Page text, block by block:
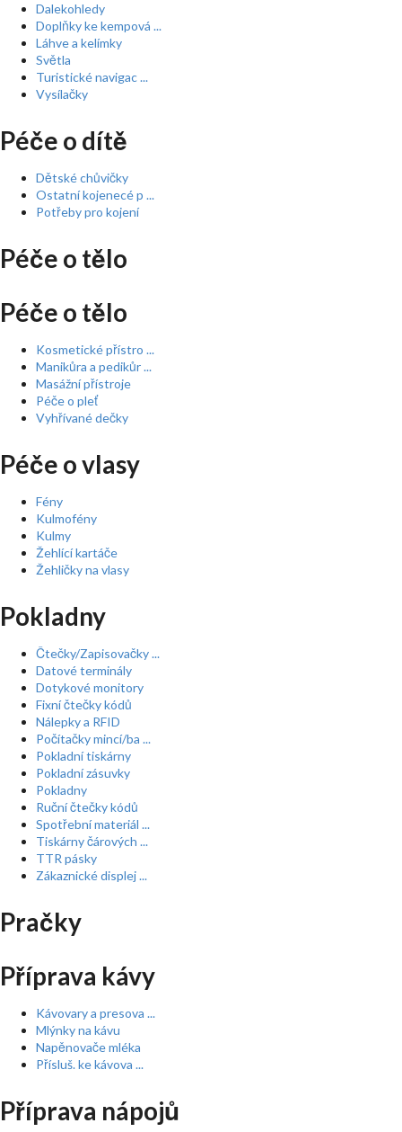
Dalekohledy
Doplňky ke kempová ...
Láhve a kelímky
Světla
Turistické navigac ...
Vysílačky
Péče o dítě
Dětské chůvičky
Ostatní kojenecé p ...
Potřeby pro kojení
Péče o tělo
Péče o tělo
Kosmetické přístro ...
Manikůra a pedikůr ...
Masážní přístroje
Péče o pleť
Vyhřívané dečky
Péče o vlasy
Fény
Kulmofény
Kulmy
Žehlící kartáče
Žehličky na vlasy
Pokladny
Čtečky/Zapisovačky ...
Datové terminály
Dotykové monitory
Fixní čtečky kódů
Nálepky a RFID
Počítačky mincí/ba ...
Pokladní tiskárny
Pokladní zásuvky
Pokladny
Ruční čtečky kódů
Spotřební materiál ...
Tiskárny čárových ...
TTR pásky
Zákaznické displej ...
Pračky
Příprava kávy
Kávovary a presova ...
Mlýnky na kávu
Napěnovače mléka
Přísluš. ke kávova ...
Příprava nápojů